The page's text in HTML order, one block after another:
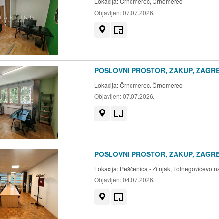
Objavljen:07.07.2026.
POSLOVNI PROSTOR, ZAKUP,
Lokacija:Črnomerec, Črnomerec
Objavljen:07.07.2026.
POSLOVNI PROSTOR, ZAKUP,
Lokacija: Peščenica - Žitnjak, Folnegovićevo
Objavljen:04.07.2026.